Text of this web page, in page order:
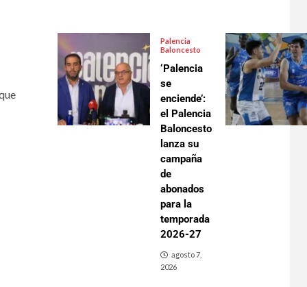
Palencia
Baloncesto
‘Palencia
se
enciende’:
el Palencia
Baloncesto
lanza su
campaña
de
abonados
para la
temporada
2026-27
agosto 7,
2026